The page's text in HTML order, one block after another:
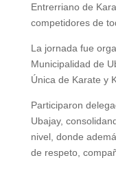
Entrerriano de
competidores de
La jornada fue
Municipalidad de
Única de Karate y
Participaron
Ubajay,
nivel, donde
de respeto,